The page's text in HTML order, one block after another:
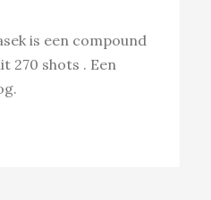
is een compound
270 shots . Een